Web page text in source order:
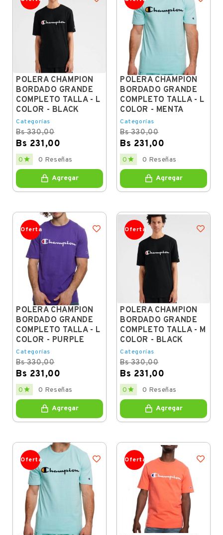
POLERA CHAMPION
BORDADO GRANDE
COMPLETO TALLA - L
COLOR - BLACK
Categorías
Bs 330,00
Bs 231,00
Regular
price
Price
0  0 Reseñas
Agregar
POLERA CHAMPION
BORDADO GRANDE
COMPLETO TALLA - L
COLOR - MENTA
Categorías
Bs 330,00
Bs 231,00
Regular
price
Price
0  0 Reseñas
Agregar
Oferta
POLERA CHAMPION
BORDADO GRANDE
COMPLETO TALLA - L
COLOR - PURPLE
Categorías
Bs 330,00
Bs 231,00
Regular
price
Price
0  0 Reseñas
Agregar
Oferta
POLERA CHAMPION
BORDADO GRANDE
COMPLETO TALLA - M
COLOR - BLACK
Categorías
Bs 330,00
Bs 231,00
Regular
price
Price
0  0 Reseñas
Agregar
Oferta Oferta